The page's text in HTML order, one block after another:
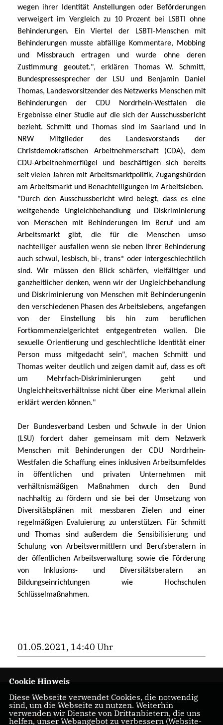
wegen ihrer Identität Anstellungen oder Beförderungen
verweigert im Vergleich zu 10 Prozent bei LSBTI ohne
Behinderungen. Ein Viertel der LSBTI-Menschen mit
Behinderungen musste abfällige Kommentare, Mobbing
und Missbrauch ertragen und wurde ohne deren
Zustimmung geoutet.", erklären Thomas W. Schmitt,
Bundespressesprecher der LSU und Benjamin Daniel
Thomas, Landesvorsitzender des Netzwerks Menschen mit
Behinderungen der CDU Nordrhein-Westfalen die
Ergebnisse einer Studie auf die sich der Ausschussbericht
bezieht. Schmitt und Thomas sind im Saarland und in
NRW Mitglieder des Landesvorstands der
Christdemokratischen Arbeitnehmerschaft (CDA), dem
CDU-Arbeitnehmerflügel und beschäftigen sich bereits
seit vielen Jahren mit Arbeitsmarktpolitik, Zugangshürden
am Arbeitsmarkt und Benachteiligungen im Arbeitsleben.
"Durch den Ausschussbericht wird belegt, dass es eine
weitgehende Ungleichbehandlung und Diskriminierung
von Menschen mit Behinderungen im Beruf und am
Arbeitsmarkt gibt, die für die Menschen umso
nachteiliger ausfallen wenn sie neben ihrer Behinderung
auch schwul, lesbisch, bi-, trans* oder intergeschlechtlich
sind. Wir müssen den Blick schärfen, vielfältiger und
ganzheitlicher denken, wenn wir der Ungleichbehandlung
und Diskriminierung von Menschen mit Behinderungenin
den verschiedenen Phasen des Arbeitslebens, angefangen
von der Einstellung bis hin zum beruflichen
Fortkommenzielgerichtet entgegentreten wollen. Die
sexuelle Orientierung und geschlechtliche Identität einer
Person muss mitgedacht sein", machen Schmitt und
Thomas weiter deutlich und zeigen damit auf, dass es oft
um Mehrfach-Diskriminierungen geht und
Ungleichheitsverhältnisse nicht über eine Merkmal allein
erklärt werden können."
Der Bundesverband Lesben und Schwule in der Union
(LSU) fordert daher gemeinsam mit dem Netzwerk
Menschen mit Behinderungen der CDU Nordrhein-
Westfalen die Schaffung eines inklusiven Arbeitsumfeldes
in öffentlichen und privaten Unternehmen mit
verhältnismäßigen Maßnahmen durch den Bund
nachhaltig zu fördern und sie bei der Umsetzung von
Diversitätsplänen mit messbaren Zielen und einer
regelmäßigen Evaluierung zu unterstützen. Für Schmitt
und Thomas sind außerdem die Sensibilisierung und
Schulung von Arbeitsvermittlern und Berufsberatern in
der öffentlichen Arbeitsverwaltung sowie die Förderung
von Inklusions- und Diversitätsberatern an
Bildungseinrichtungen wie Hochschulen
Schlüsselmaßnahmen.
01.05.2021, 14:40 Uhr
für ein starkes
Rüttenscheid und
Essen
Cookie Hinweis
Diese Webseite verwendet Cookies, die notwendig
sind, um die Webseite zu nutzen. Weiterhin
verwenden wir Dienste von Drittanbietern, die uns
helfen, unser Webangebot zu verbessern (Website-